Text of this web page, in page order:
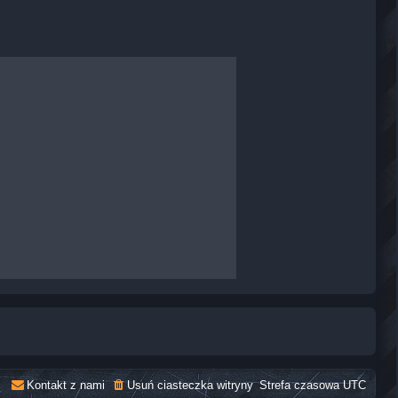
Strefa czasowaUTC
Usuń ciasteczka witryny
Kontakt z nami